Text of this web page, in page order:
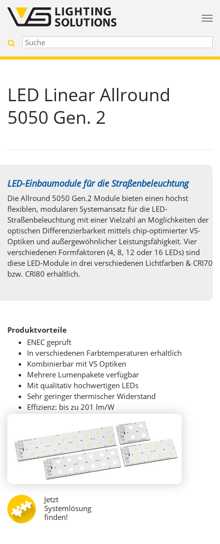
LED Linear Allround
5050 Gen. 2
LED-Einbaumodule für die Straßenbeleuchtung
Die Allround 5050 Gen.2 Module bieten einen höchst
flexiblen, modularen Systemansatz für die LED-
Straßenbeleuchtung mit einer Vielzahl an Möglichkeiten der
optischen Differenzierbarkeit mittels chip-optimierter VS-
Optiken und außergewöhnlicher Leistungsfähigkeit. Vier
verschiedenen Formfaktoren (4, 8, 12 oder 16 LEDs) sind
diese LED-Module in drei verschiedenen Lichtfarben & CRI70
bzw. CRI80 erhältlich.
Produktvorteile
ENEC geprüft
In verschiedenen Farbtemperaturen erhältlich
Kombinierbar mit VS Optiken
Mehrere Lumenpakete verfügbar
Mit qualitativ hochwertigen LEDs
Sehr geringer thermischer Widerstand
Effizienz: bis zu 201 lm/W
Jetzt
Systemlösung
finden!